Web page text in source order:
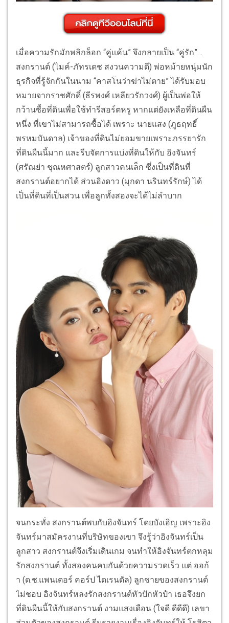
เมื่อความรักมักพลิกล็อก “คู่แค้น” จึงกลายเป็น “คู่รัก”…
สงกรานต์ (ไมค์-ภัทรเดช สงวนความดี) พ่อหม้ายหนุ่มนัก
ธุรกิจที่รู้จักกันในนาม “คาสโนว่าฆ่าไม่ตาย” ได้รับมอบ
หมายจากราชศักดิ์ (ธีรพงศ์ เหลียวรักวงศ์) ผู้เป็นพ่อให้
กว้านซื้อที่ดินเพื่อใช้ทำรีสอร์ตหรู หากแต่ยังเหลือที่ดินผืน
หนึ่ง ที่เขาไม่สามารถซื้อได้ เพราะ นายแสง (ภูธฤทธิ์
พรหมบันดาล) เจ้าของที่ดินไม่ยอมขายเพราะภรรยารัก
ที่ดินผืนนี้มาก และรีบจัดการแบ่งที่ดินให้กับ อิงจันทร์
(ศรัณย่า ชุณหศาสตร์) ลูกสาวคนเล็ก ซึ่งเป็นที่ดินที่
สงกรานต์อยากได้ ส่วนอิงดาว (มุกดา นรินทร์รักษ์) ได้
เป็นที่ดินที่เป็นสวน เพื่อลูกทั้งสองจะได้ไม่ลำบาก
จนกระทั่ง สงกรานต์พบกับอิงจันทร์ โดยบังเอิญ เพราะอิง
จันทร์มาสมัครงานที่บริษัทของเขา จึงรู้ว่าอิงจันทร์เป็น
ลูกสาว สงกรานต์จึงเริ่มเดินเกม จนทำให้อิงจันทร์ตกหลุม
รักสงกรานต์ ทั้งสองคนคบกันด้วยความรวดเร็ว แต่ ออก้
า (ด.ช.แพนเตอร์ คอร์ป ไดเรนดัล) ลูกชายของสงกรานต์
ไม่ชอบ อิงจันทร์หลงรักสงกรานต์หัวปักหัวปำ เธอจึงยก
ที่ดินผืนนี้ให้กับสงกรานต์ งามแสงเดือน (ใจดี ดีดีดี) เลขา